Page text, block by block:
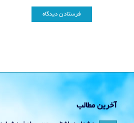
آخرین مطالب